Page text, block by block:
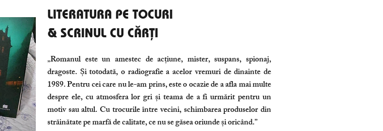
LITERATURA PE TOCURI
& SCRINUL CU CĂRȚI
„Romanul este un amestec de acțiune, mister, suspans, spionaj,
dragoste. Și totodată, o radiografie a acelor vremuri de dinainte de
1989. Pentru cei care nu le-am prins, este o ocazie de a afla mai multe
despre ele, cu atmosfera lor gri și teama de a fi urmărit pentru un
motiv sau altul. Cu trocurile între vecini, schimbarea produselor din
străinătate pe marfă de calitate, ce nu se găsea oriunde și oricând.”